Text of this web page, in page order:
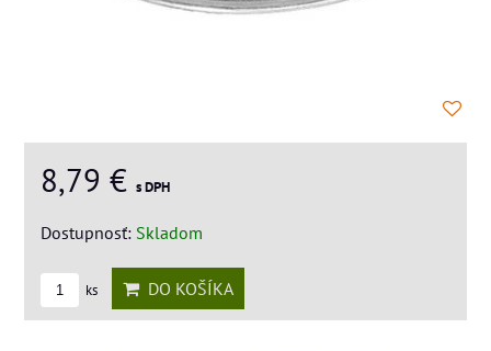
8,79 € s DPH
Dostupnosť: Skladom
ks DO KOŠÍKA